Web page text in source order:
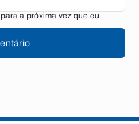
a próxima vez que eu